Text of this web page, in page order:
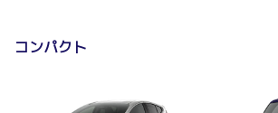
コンパクト